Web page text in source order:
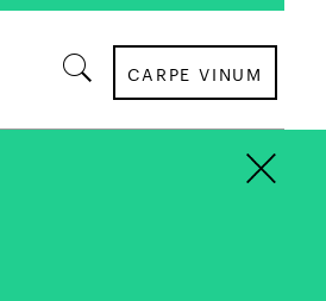
CARPE VINUM
×